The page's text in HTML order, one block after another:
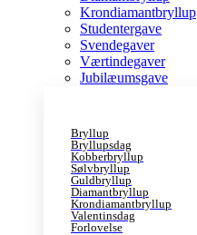
Krondiamantbryllup
Studentergave
Svendegaver
Værtindegaver
Jubilæumsgave
Bryllup
Bryllupsdag
Kobberbryllup
Sølvbryllup
Guldbryllup
Diamantbryllup
Krondiamantbryllup
Valentinsdag
Forlovelse